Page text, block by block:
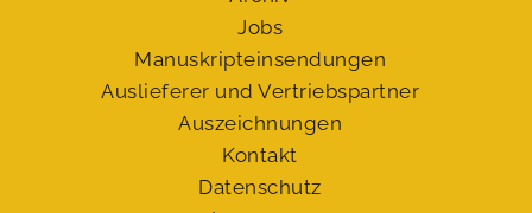
Jobs
Manuskript­einsendungen
Auslieferer und Vertriebspartner
Auszeichnungen
Kontakt
Datenschutz